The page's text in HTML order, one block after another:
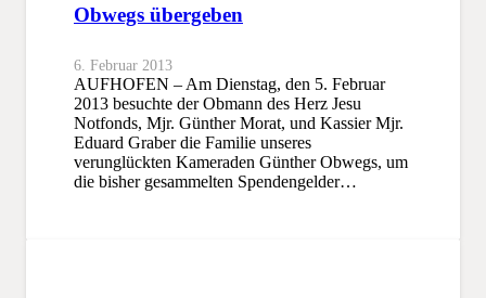
Obwegs übergeben
6. Februar 2013
AUFHOFEN – Am Dienstag, den 5. Februar
2013 besuchte der Obmann des Herz Jesu
Notfonds, Mjr. Günther Morat, und Kassier Mjr.
Eduard Graber die Familie unseres
verunglückten Kameraden Günther Obwegs, um
die bisher gesammelten Spendengelder…